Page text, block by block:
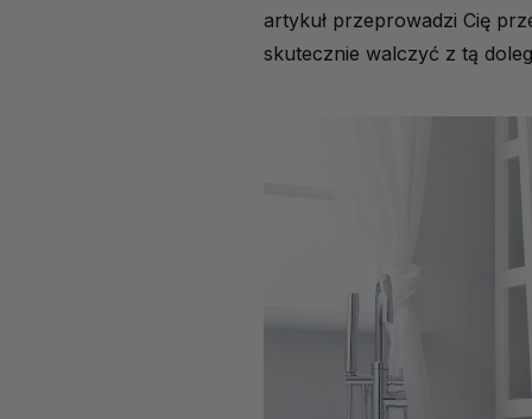
artykuł przeprowadzi Cię
skutecznie walczyć z tą